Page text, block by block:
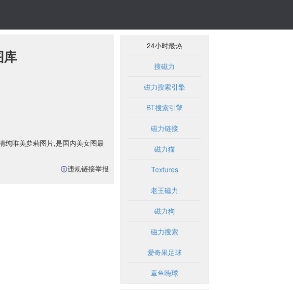
库
纯唯美萝莉图片,是国内美女图最
违规链接举报
24小时最热
搜磁力
磁力搜索引擎
BT搜索引擎
磁力链接
磁力猫
Textures
老王磁力
磁力狗
磁力搜索
爱奇果足球
章鱼嗨球